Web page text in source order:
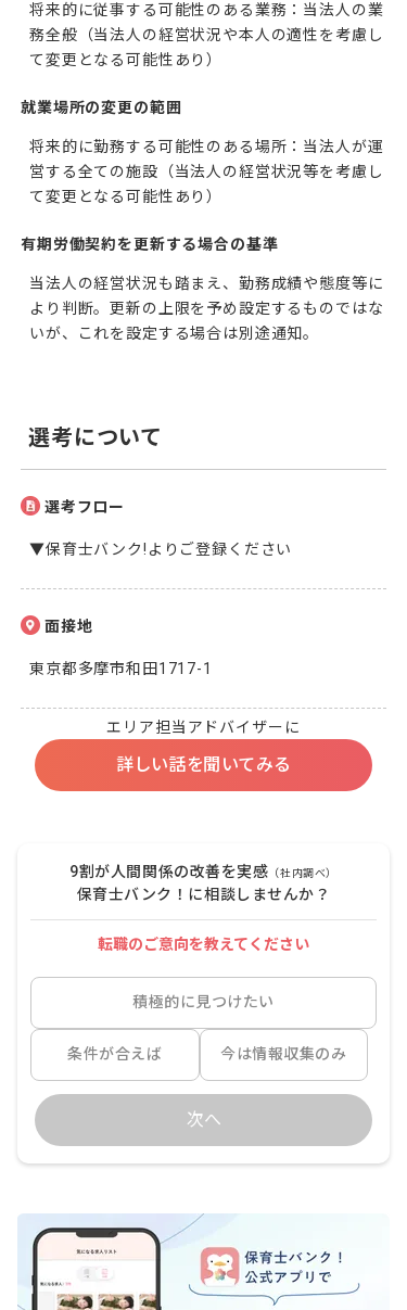
将来的に従事する可能性のある業務：当法人の業
務全般（当法人の経営状況や本人の適性を考慮し
て変更となる可能性あり）
就業場所の変更の範囲
将来的に勤務する可能性のある場所：当法人が運
営する全ての施設（当法人の経営状況等を考慮し
て変更となる可能性あり）
有期労働契約を更新する場合の基準
当法人の経営状況も踏まえ、勤務成績や態度等に
より判断。更新の上限を予め設定するものではな
いが、これを設定する場合は別途通知。
選考について
選考フロー
▼保育士バンク!よりご登録ください
面接地
東京都多摩市和田1717-1
エリア担当アドバイザーに
詳しい話を聞いてみる
9割が人間関係の改善を実感 （社内調べ）
保育士バンク！に相談しませんか？
転職のご意向を教えてください
積極的に見つけたい
条件が合えば 今は情報収集のみ
次へ